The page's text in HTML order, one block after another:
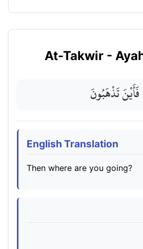
At-Takwir -
فَأَيْنَ تَذْهَبُونَ
English Translation
Then where are you going?